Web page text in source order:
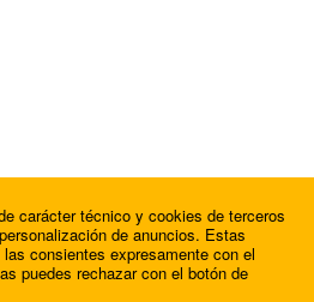
carácter técnico y cookies de terceros
de anuncios. Estas
consientes expresamente con el
puedes rechazar con el botón de